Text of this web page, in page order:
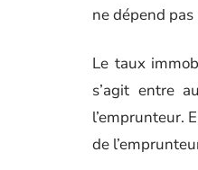
ne dépend
Le taux
s’agit entre
l’emprunteur.
de